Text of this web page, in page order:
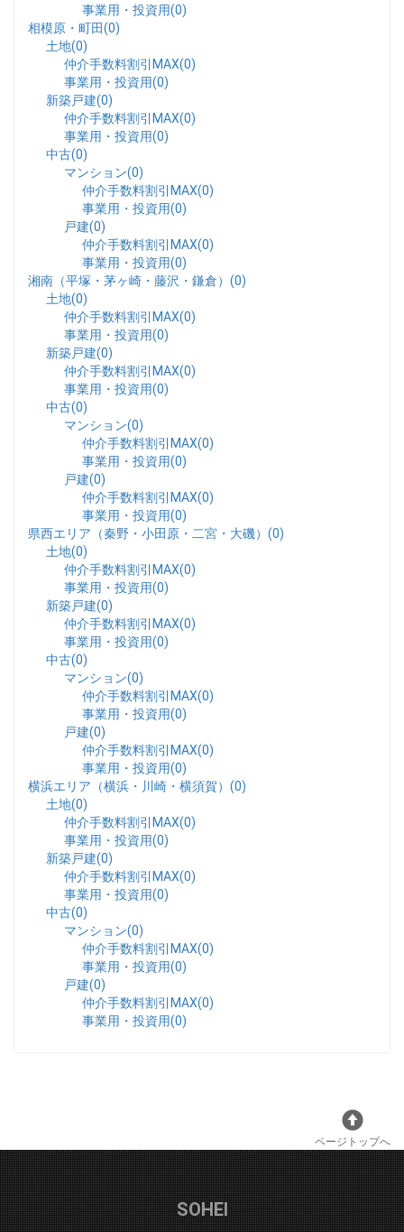
事業用・投資用(0)
相模原・町田(0)
土地(0)
仲介手数料割引MAX(0)
事業用・投資用(0)
新築戸建(0)
仲介手数料割引MAX(0)
事業用・投資用(0)
中古(0)
マンション(0)
仲介手数料割引MAX(0)
事業用・投資用(0)
戸建(0)
仲介手数料割引MAX(0)
事業用・投資用(0)
湘南（平塚・茅ヶ崎・藤沢・鎌倉）(0)
土地(0)
仲介手数料割引MAX(0)
事業用・投資用(0)
新築戸建(0)
仲介手数料割引MAX(0)
事業用・投資用(0)
中古(0)
マンション(0)
仲介手数料割引MAX(0)
事業用・投資用(0)
戸建(0)
仲介手数料割引MAX(0)
事業用・投資用(0)
県西エリア（秦野・小田原・二宮・大磯）(0)
土地(0)
仲介手数料割引MAX(0)
事業用・投資用(0)
新築戸建(0)
仲介手数料割引MAX(0)
事業用・投資用(0)
中古(0)
マンション(0)
仲介手数料割引MAX(0)
事業用・投資用(0)
戸建(0)
仲介手数料割引MAX(0)
事業用・投資用(0)
横浜エリア（横浜・川崎・横須賀）(0)
土地(0)
仲介手数料割引MAX(0)
事業用・投資用(0)
新築戸建(0)
仲介手数料割引MAX(0)
事業用・投資用(0)
中古(0)
マンション(0)
仲介手数料割引MAX(0)
事業用・投資用(0)
戸建(0)
仲介手数料割引MAX(0)
事業用・投資用(0)
ページトップへ
SOHEI